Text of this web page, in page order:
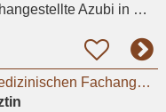
Azubi in Meerbusch, Büderich
Ausbildung zur Tiermedizinischen Fachangestellten